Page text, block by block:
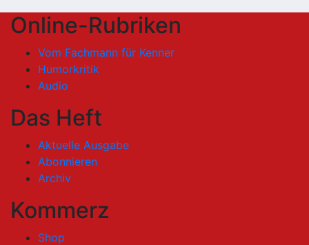
Online-Rubriken
Vom Fachmann für Kenner
Humorkritik
Audio
Das Heft
Aktuelle Ausgabe
Abonnieren
Archiv
Kommerz
Shop